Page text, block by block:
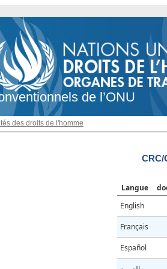
de l’ONU
des droits de l'homme
CRC/
Langue
English
Français
Español